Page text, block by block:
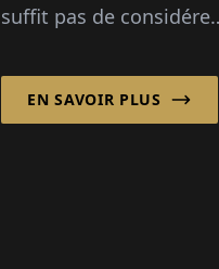
suffit pas de considérer
une fonction de support
au sein d'une
EN SAVOIR PLUS